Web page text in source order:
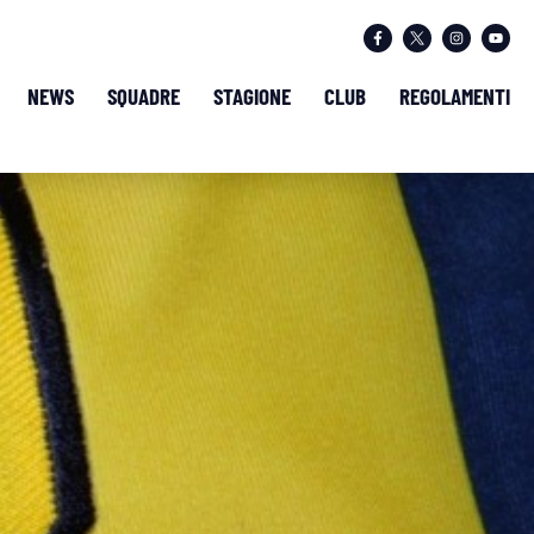
NEWS SQUADRE STAGIONE CLUB REGOLAMENTI